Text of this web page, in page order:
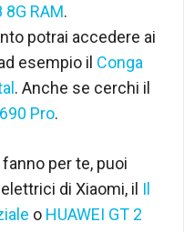
RAM.
potrai accedere ai
esempio il Conga
. Anche se cerchi il
Pro.
per te, puoi
di Xiaomi, il Il
o HUAWEI GT 2